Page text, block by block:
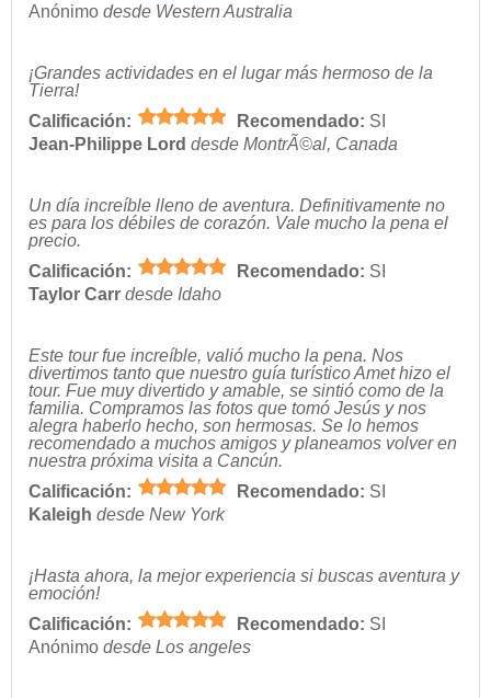
Anónimo desde Western Australia
¡Grandes actividades en el lugar más hermoso de la
Tierra!
Calificación:
Recomendado: SI
Jean-Philippe Lord desde MontrÃ©al, Canada
Un día increíble lleno de aventura. Definitivamente no
es para los débiles de corazón. Vale mucho la pena el
precio.
Calificación:
Recomendado: SI
Taylor Carr desde Idaho
Este tour fue increíble, valió mucho la pena. Nos
divertimos tanto que nuestro guía turístico Amet hizo el
tour. Fue muy divertido y amable, se sintió como de la
familia. Compramos las fotos que tomó Jesús y nos
alegra haberlo hecho, son hermosas. Se lo hemos
recomendado a muchos amigos y planeamos volver en
nuestra próxima visita a Cancún.
Calificación:
Recomendado: SI
Kaleigh desde New York
¡Hasta ahora, la mejor experiencia si buscas aventura y
emoción!
Calificación:
Recomendado: SI
Anónimo desde Los angeles